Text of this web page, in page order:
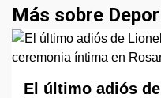
Más sobre
El último adiós